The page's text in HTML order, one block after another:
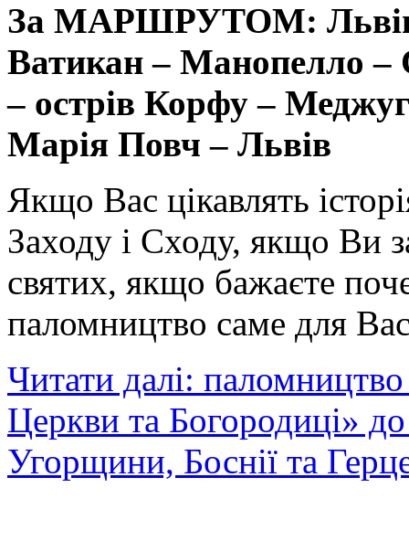
За МАРШРУТОМ:
Ватикан – Манопелло –
– острів Корфу –
Марія Повч – Львів
Якщо Вас цікавлять
Заходу і Сходу, якщо Ви
святих, якщо бажаєте
паломництво саме для
Читати далі:
Церкви та Богородиці» до
Угорщини, Боснії та